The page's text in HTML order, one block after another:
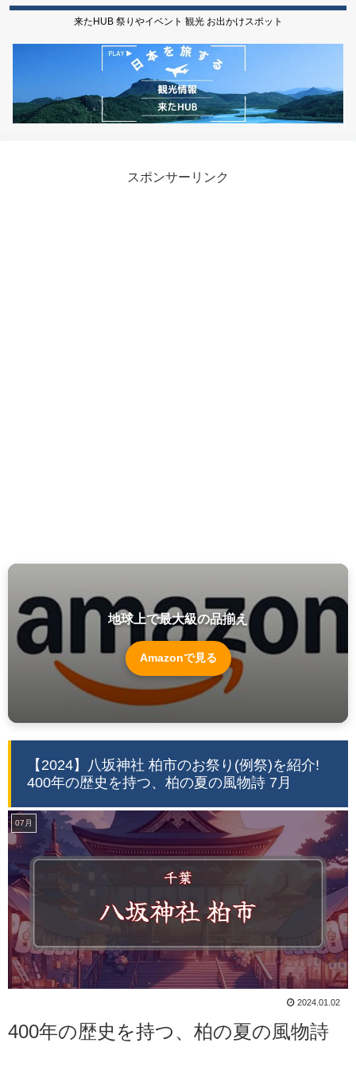
来たHUB 祭りやイベント 観光 お出かけスポット
スポンサーリンク
地球上で最大級の品揃え
Amazonで見る
【2024】八坂神社 柏市のお祭り(例祭)を紹介!
400年の歴史を持つ、柏の夏の風物詩 7月
07月
2024.01.02
400年の歴史を持つ、柏の夏の風物詩